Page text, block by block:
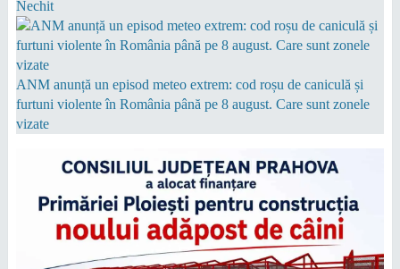
Nechit
ANM anunță un episod meteo extrem: cod roșu de caniculă și
furtuni violente în România până pe 8 august. Care sunt zonele
vizate